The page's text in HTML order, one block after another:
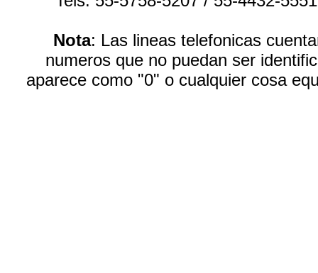
Nota: Las lineas telefonicas
numeros que no puedan ser
aparece como "0" o cualquier cosa